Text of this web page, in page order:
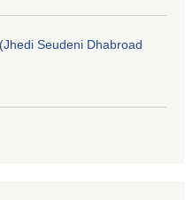
Seudeni Dhabroad